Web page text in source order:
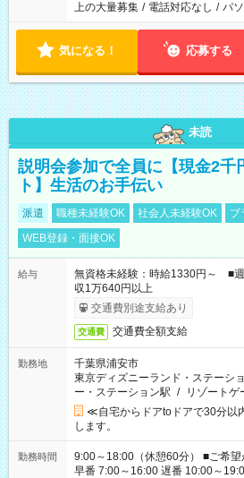
上の大量募集 / 電話対応なし / パ
気になる！ 応募する
未読
説明会参加で全員に【現金2千
ト】生活のお手伝い
派遣 職種未経験OK 社会人未経験OK
ブ
WEB登録・面接OK
給与
無資格未経験：時給1330円～ ■
収1万640円以上
交通費別途支給あり
交通費 交通費全額支給
勤務地
千葉県浦安市
東京ディズニーランド・ステーシ
ー・ステーション駅 / リゾートゲ
/
…
≪自宅からドアtoドアで30分以
します。
勤務時間
9:00～18:00（休憩60分） ■ご希望があれば下記シフトもOK！
早番 7:00～16:00 遅番 10:00～19:00 「家族と休みを合わ